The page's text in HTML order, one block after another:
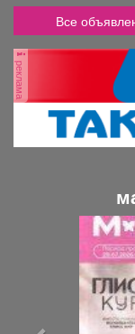
Все
реклама